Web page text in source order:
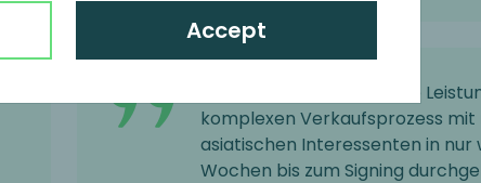
Accept
Eine sehr beeindruckende
komplexen Verkaufsprozess
asiatischen Interessenten in nur
Wochen bis zum Signing